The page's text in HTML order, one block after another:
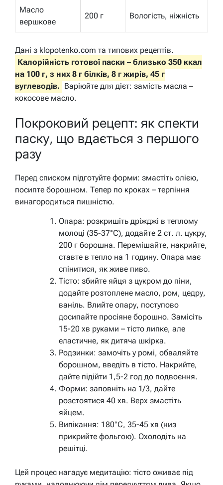
Масло
вершкове
200 г Вологість, ніжність
Дані з klopotenko.com та типових рецептів.
Калорійність готової паски – близько 350 ккал
на 100 г, з них 8 г білків, 8 г жирів, 45 г
вуглеводів. Варіюйте для дієт: замість масла –
кокосове масло.
Покроковий рецепт: як спекти
паску, що вдається з першого
разу
Перед списком підготуйте форми: змастіть олією,
посипте борошном. Тепер по кроках – терпіння
винагородиться пишністю.
Опара: розкришіть дріжджі в теплому
молоці (35-37°C), додайте 2 ст. л. цукру,
200 г борошна. Перемішайте, накрийте,
ставте в тепло на 1 годину. Опара має
спінитися, як живе пиво.
Тісто: збийте яйця з цукром до піни,
додайте розтоплене масло, ром, цедру,
ваніль. Влийте опару, поступово
досипайте просіяне борошно. Замісіть
15-20 хв руками – тісто липке, але
еластичне, як дитяча шкірка.
Родзинки: замочіть у ромі, обваляйте
борошном, введіть в тісто. Накрийте,
дайте підійти 1,5-2 год до подвоєння.
Форми: заповніть на 1/3, дайте
розстоятися 40 хв. Верх змастіть
яйцем.
Випікання: 180°C, 35-45 хв (низ
прикрийте фольгою). Охолодіть на
решітці.
Цей процес нагадує медитацію: тісто оживає під